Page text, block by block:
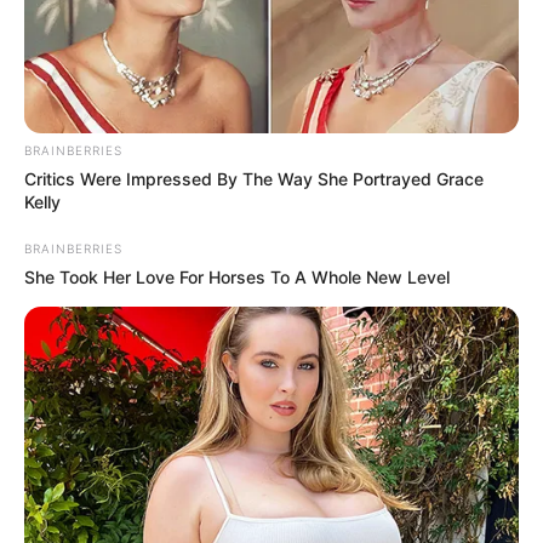
Habár a tragikus haláluk után három nappal kötötte
volna össze örökre az életét annak a jegyespárnak
a tagjai, akik a szörnyű Árpád hídi balesetben
életüket veszítették három héttel ezelőtt, minden
jel szerint a síron túl nem nyugodnak együtt.
A Blikk megtudta: augusztus közepén Sz. Mónikát
BRAINBERRIES
Critics Were Impressed By The Way She Portrayed Grace
Kelly
BRAINBERRIES
She Took Her Love For Horses To A Whole New Level